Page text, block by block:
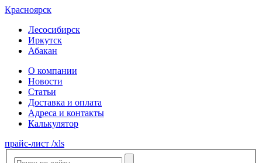
Красноярск
Лесосибирск
Иркутск
Абакан
О компании
Новости
Статьи
Доставка и оплата
Адреса и контакты
Калькулятор
прайс-лист /xls